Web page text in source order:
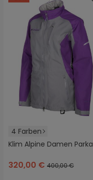
4 Farben
Klim Alpine Damen Parka
320,00 € 400,00 €